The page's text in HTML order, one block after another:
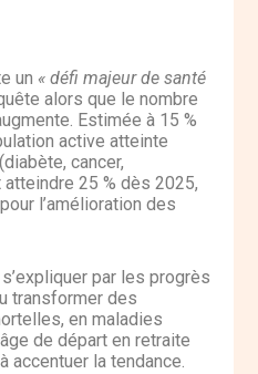
un « défi majeur de santé
alors que le nombre
Estimée à 15 %
active atteinte
cancer,
25 % dès 2025,
l’amélioration des
par les progrès
transformer des
en maladies
de départ en retraite
accentuer la tendance.